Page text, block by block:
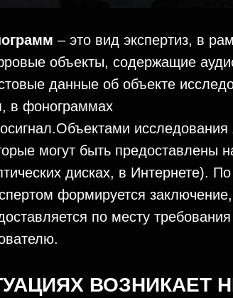
– это вид экспертиз, в
объекты, содержащие
данные об объекте
в фонограммах
могут быть предоставлены
дисках, в Интернете).
формируется
по месту
ВОЗНИКАЕТ